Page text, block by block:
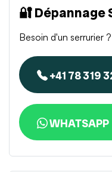
🔐 Dépannage
Besoin d'un serrurier
+41 78 319
WHATSAPP